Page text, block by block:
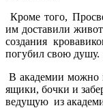
Кроме того,
им доставили
создания
погубил свою душу.
В академии можно
ящики, бочки и
ведущую из